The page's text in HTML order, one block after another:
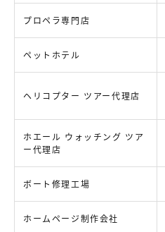
プロペラ専門店
ペットホテル
ヘリコプター ツアー代理店
ホエール ウォッチング ツア
ー代理店
ボート修理工場
ホームページ制作会社